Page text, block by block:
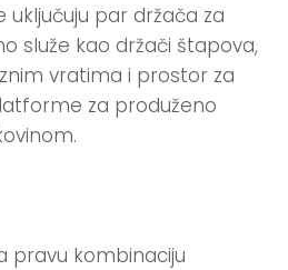
par držača za
služe kao držači štapova,
vratima i prostor za
za produženo
pravu kombinaciju